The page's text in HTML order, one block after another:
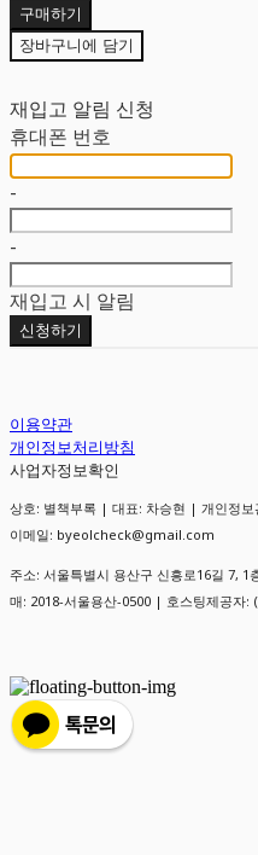
구매하기
장바구니에 담기
재입고 알림 신청
휴대폰 번호
-
-
재입고 시 알림
신청하기
이용약관
개인정보처리방침
사업자정보확인
상호: 별책부록 | 대표: 차승현 | 개인정
이메일: byeolcheck@gmail.com
주소: 서울특별시 용산구 신흥로16길 7, 1
매: 2018-서울용산-0500 | 호스팅제공자: